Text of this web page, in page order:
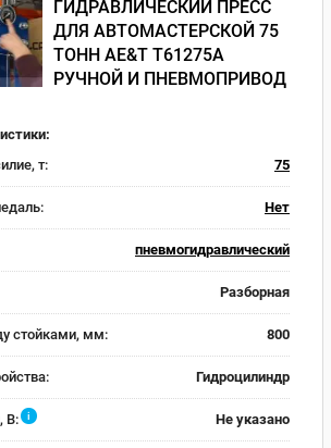
ГИДРАВЛИЧЕСКИЙ ПРЕСС
ДЛЯ АВТОМАСТЕРСКОЙ 75
ТОНН AE&T Т61275А
РУЧНОЙ И ПНЕВМОПРИВОД
т:
75
Нет
пневмогидравлический
Разборная
стойками, мм: 800
Гидроцилиндр
В: i Не указано